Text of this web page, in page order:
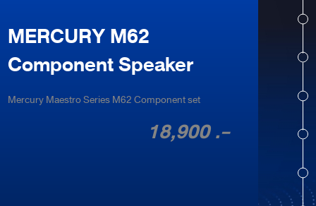
MERCURY M62
Component Speaker
Mercury Maestro Series M62 Component set
18,900 .-